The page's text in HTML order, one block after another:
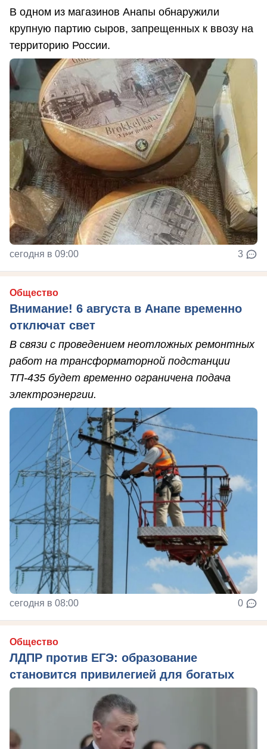
В одном из магазинов Анапы обнаружили
крупную партию сыров, запрещенных к ввозу на
территорию России.
сегодня в 09:00 3
Общество
Внимание! 6 августа в Анапе временно
отключат свет
В связи с проведением неотложных ремонтных
работ на трансформаторной подстанции
ТП-435 будет временно ограничена подача
электроэнергии.
сегодня в 08:00 0
Общество
ЛДПР против ЕГЭ: образование
становится привилегией для богатых